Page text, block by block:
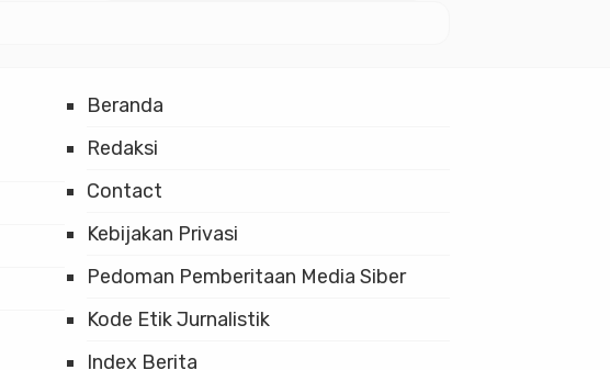
Beranda
Redaksi
Contact
Kebijakan Privasi
Pedoman Pemberitaan Media Siber
Kode Etik Jurnalistik
Index Berita